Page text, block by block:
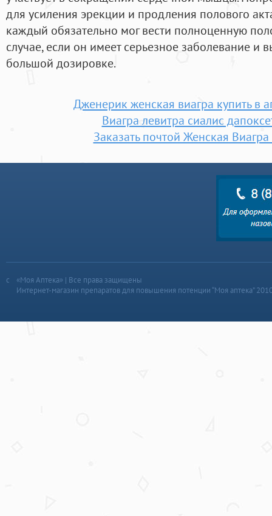
для усиления эрекции и продления полового
каждый обязательно мог вести полноценную
случае, если он имеет серьезное заболевание и
большой дозировке.
Дженерик женская виагра купить в
Виагра левитра сиалис
Заказать почтой Женская
«Моя Аптека» | Все права защищены
Интернет-магазин препаратов для повышения потенции “Моя аптека”